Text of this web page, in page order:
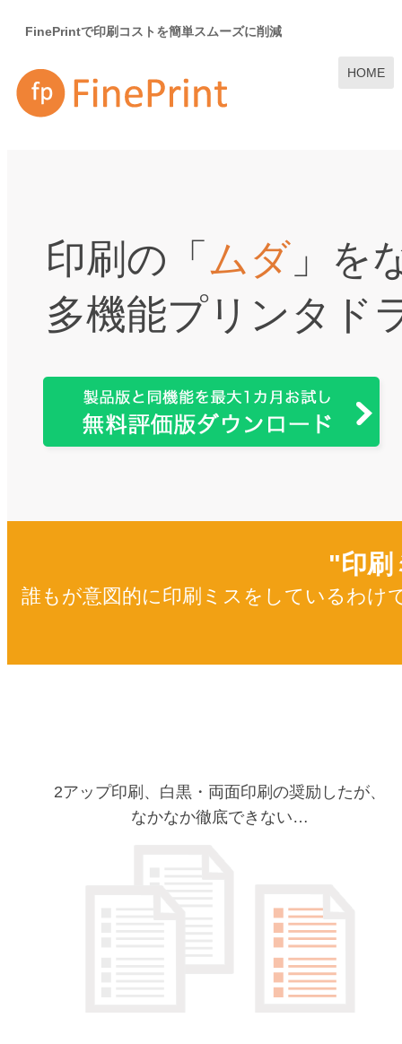
FinePrintで印刷コストを簡単スムーズに削減
HOME
印刷の「 ムダ 」を
多機能プリンタド
FinePrint
"印刷
誰もが意図的に印刷ミスをしているわけ
2アップ印刷、白黒・両面印刷の奨励したが、
なかなか徹底できない…